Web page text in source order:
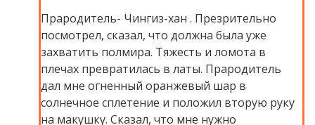
Прародитель- Чингиз-хан . Презрительно
посмотрел, сказал, что должна была уже
захватить полмира. Тяжесть и ломота в
плечах превратилась в латы. Прародитель
дал мне огненный оранжевый шар в
солнечное сплетение и положил вторую руку
на макушку. Сказал, что мне нужно